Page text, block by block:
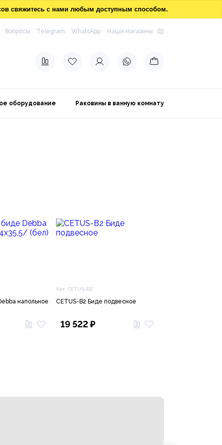
свяжитесь с нами любым доступным способом.
Вопросы Telegram WhatsApp Наши магазины
оборудование Раковины в ванную комнату
напольное
Арт. CETUS-B2
CETUS-B2 Биде подвесное
19 522 ₽